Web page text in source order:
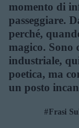
momento di
passeggiare.
perché,
magico. Sono
industriale,
poetica, ma
un posto
Frasi